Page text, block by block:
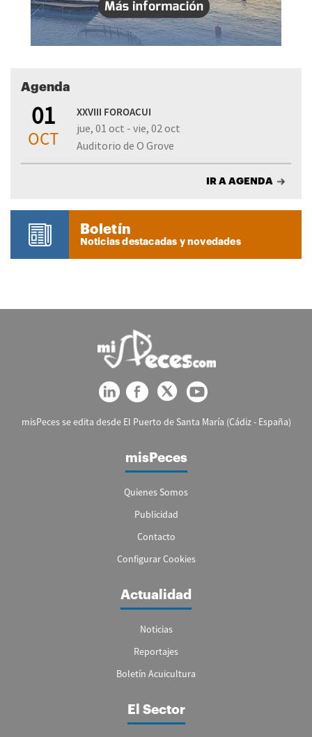
Agenda
01
OCT
XXVIII FOROACUI
jue, 01 oct - vie, 02 oct
Auditorio de O Grove
IR A AGENDA
Boletín
Noticias destacadas y novedades
misPeces se edita desde El Puerto de Santa María (Cádiz - España)
misPeces
Quienes Somos
Publicidad
Contacto
Configurar Cookies
Actualidad
Noticias
Reportajes
Boletín Acuicultura
El Sector